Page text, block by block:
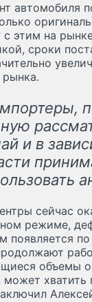
автомобиля
этим на
сроки
рынка.
и в
сейчас
режиме,
появляется
объемы
хватить